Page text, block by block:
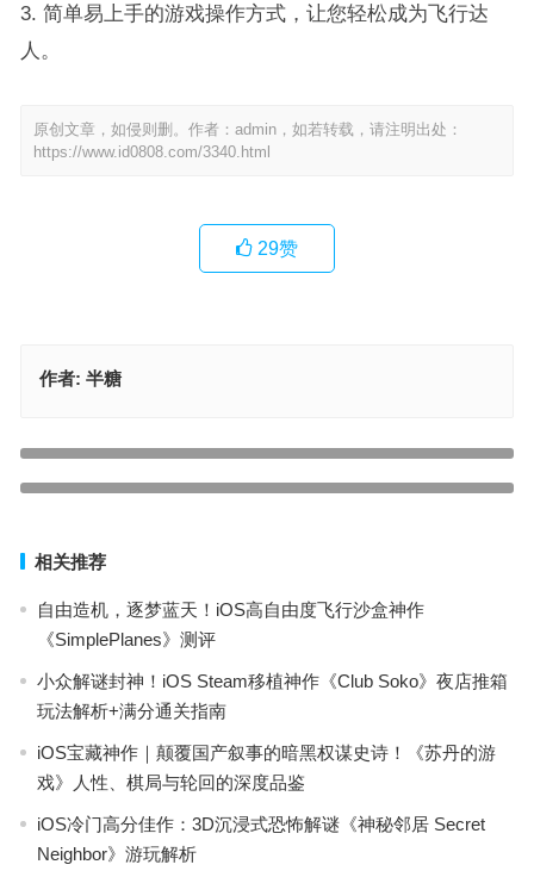
3. 简单易上手的游戏操作方式，让您轻松成为飞行达
人。
原创文章，如侵则删。作者：admin，如若转载，请注明出处：
https://www.id0808.com/3340.html
29赞
作者: 半糖
【苹果IOS游戏推荐】重返80年代街头！忍者神龟手游热血来
相关推荐
自由造机，逐梦蓝天！iOS高自由度飞行沙盒神作
《SimplePlanes》测评
小众解谜封神！iOS Steam移植神作《Club Soko》夜店推箱
玩法解析+满分通关指南
iOS宝藏神作｜颠覆国产叙事的暗黑权谋史诗！《苏丹的游
戏》人性、棋局与轮回的深度品鉴
iOS冷门高分佳作：3D沉浸式恐怖解谜《神秘邻居 Secret
Neighbor》游玩解析